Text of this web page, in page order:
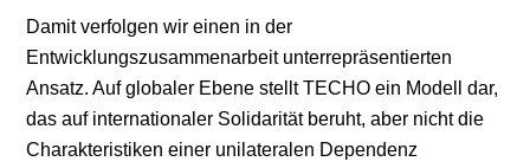
Damit verfolgen wir einen in der
Entwicklungszusammenarbeit unterrepräsentierten
Ansatz. Auf globaler Ebene stellt TECHO ein Modell dar,
das auf internationaler Solidarität beruht, aber nicht die
Charakteristiken einer unilateralen Dependenz